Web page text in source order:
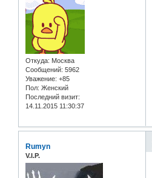
Откуда: Москва
Сообщений: 5962
Уважение: +85
Пол: Женский
Последний визит:
14.11.2015 11:30:37
Rumyn
V.I.P.